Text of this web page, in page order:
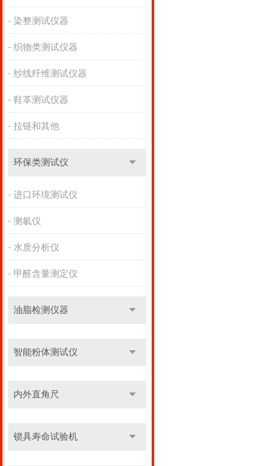
染整测试仪器
织物类测试仪器
纱线纤维测试仪器
鞋革测试仪器
拉链和其他
环保类测试仪
进口环境测试仪
测氡仪
水质分析仪
甲醛含量测定仪
油脂检测仪器
智能粉体测试仪
内外直角尺
锁具寿命试验机